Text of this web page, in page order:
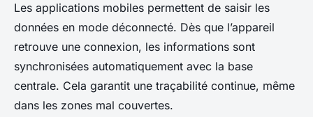
Les applications mobiles permettent de saisir les
données en mode déconnecté. Dès que l’appareil
retrouve une connexion, les informations sont
synchronisées automatiquement avec la base
centrale. Cela garantit une traçabilité continue, même
dans les zones mal couvertes.